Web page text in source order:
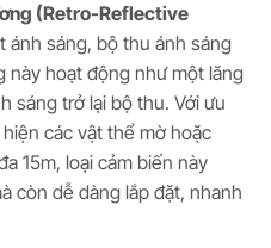
(Retro-Reflective
ánh sáng, bộ thu ánh sáng
này hoạt động như một lăng
sáng trở lại bộ thu. Với ưu
các vật thể mờ hoặc
15m, loại cảm biến này
còn dễ dàng lắp đặt, nhanh